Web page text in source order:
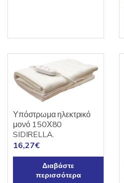
Υπόστρωμα ηλεκτρικό
μονό 150Χ80
SIDIRELLA.
16,27€
Διαβάστε
περισσότερα